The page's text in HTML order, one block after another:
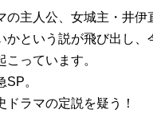
の主人公、女城主・井伊
かという説が飛び出し、
こっています。
。
ドラマの定説を疑う！